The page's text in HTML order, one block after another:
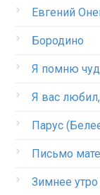
Евгений
Бородино
Я помню
Я вас
Парус
Письмо
Зимнее